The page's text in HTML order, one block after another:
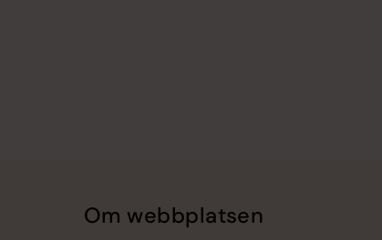
Om webbplatsen